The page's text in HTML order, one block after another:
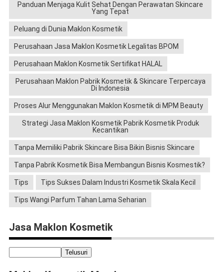
Panduan Menjaga Kulit Sehat Dengan Perawatan Skincare
Yang Tepat
Peluang di Dunia Maklon Kosmetik
Perusahaan Jasa Maklon Kosmetik Legalitas BPOM
Perusahaan Maklon Kosmetik Sertifikat HALAL
Perusahaan Maklon Pabrik Kosmetik & Skincare Terpercaya
Di Indonesia
Proses Alur Menggunakan Maklon Kosmetik di MPM Beauty
Strategi Jasa Maklon Kosmetik Pabrik Kosmetik Produk
Kecantikan
Tanpa Memiliki Pabrik Skincare Bisa Bikin Bisnis Skincare
Tanpa Pabrik Kosmetik Bisa Membangun Bisnis Kosmestik?
Tips Tips Sukses Dalam Industri Kosmetik Skala Kecil
Tips Wangi Parfum Tahan Lama Seharian
Jasa Maklon Kosmetik